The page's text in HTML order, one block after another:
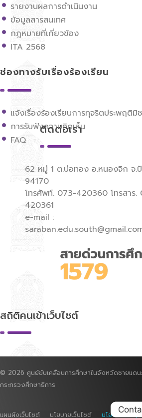
รายงานผลการดำเนินงาน
ข้อมูลสารสนเทศ
กฎหมายที่เกี่ยวข้อง
ITA 2568
ช่องทางรับเรื่องร้องเรียน
แจ้งเรื่องร้องเรียนการทุจริตประพฤติมิ
การรับฟังความคิดเห็น
FAQ
ติดต่อเรา
62 หมู่ 1 ต.บ่อทอง อ.หนองจิก จ.
94170
โทรศัพท์. 073-420360 โทรสาร.
420361
e-mail :
สถิติคนเข้าเว็บไซต์
© 2026 ศูนย์ขับเคลื่อนการศึกษาในจังหวัดชายแด
กระทรวงศึกษาธิการ
แผนผังเว็บไซต์ นโยบายเว็บไซต์ นโยบายการคุ้